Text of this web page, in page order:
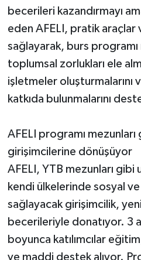
becerileri kazandırmayı
eden AFELI, pratik araçlar
sağlayarak, burs programı
toplumsal zorlukları ele
işletmeler oluşturmalarını
katkıda bulunmalarını
AFELI programı
girişimcilerine dönüşüyor
AFELI, YTB mezunları gibi
kendi ülkelerinde sosyal
sağlayacak girişimcilik,
becerileriyle donatıyor. 3
boyunca katılımcılar
ve maddi destek alıyor.